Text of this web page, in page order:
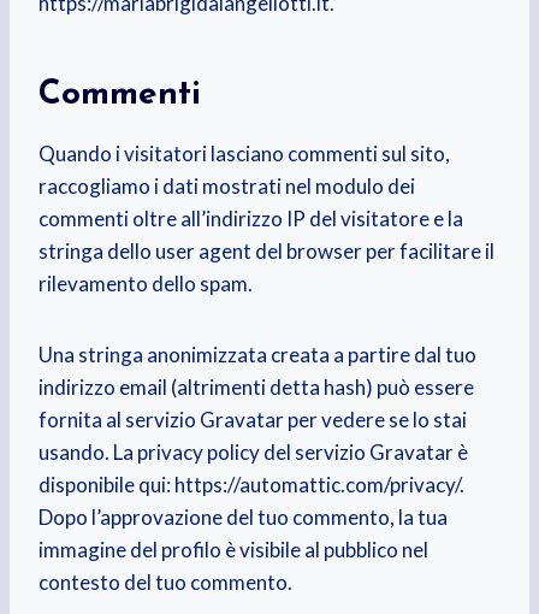
Commenti
Quando i visitatori lasciano commenti sul sito,
raccogliamo i dati mostrati nel modulo dei
commenti oltre all’indirizzo IP del visitatore e la
stringa dello user agent del browser per facilitare il
rilevamento dello spam.
Una stringa anonimizzata creata a partire dal tuo
indirizzo email (altrimenti detta hash) può essere
fornita al servizio Gravatar per vedere se lo stai
usando. La privacy policy del servizio Gravatar è
disponibile qui: https://automattic.com/privacy/.
Dopo l’approvazione del tuo commento, la tua
immagine del profilo è visibile al pubblico nel
contesto del tuo commento.